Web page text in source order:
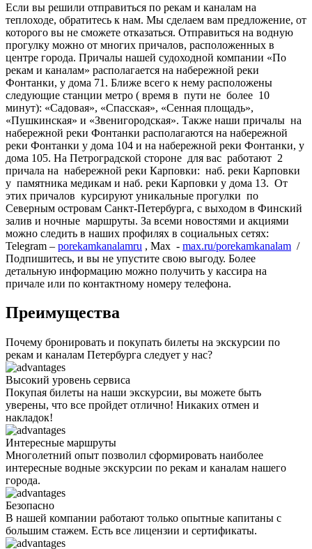
Если вы решили отправиться по рекам и каналам на
теплоходе, обратитесь к нам. Мы сделаем вам предложение, от
которого вы не сможете отказаться. Отправиться на водную
прогулку можно от многих причалов, расположенных в
центре города. Причалы нашей судоходной компании «По
рекам и каналам» располагается на набережной реки
Фонтанки, у дома 71. Ближе всего к нему расположены
следующие станции метро ( время в пути не более 10
минут): «Садовая», «Спасская», «Сенная площадь»,
«Пушкинская» и «Звенигородская». Также наши причалы на
набережной реки Фонтанки располагаются на набережной
реки Фонтанки у дома 104 и на набережной реки Фонтанки, у
дома 105. На Петроградской стороне для вас работают 2
причала на набережной реки Карповки: наб. реки Карповки
у памятника медикам и наб. реки Карповки у дома 13. От
этих причалов курсируют уникальные прогулки по
Северным островам Санкт-Петербурга, с выходом в Финский
залив и ночные маршруты. За всеми новостями и акциями
можно следить в наших профилях в социальных сетях:
Telegram – porekamkanalamru , Мах - max.ru/porekamkanalam /
Подпишитесь, и вы не упустите свою выгоду. Более
детальную информацию можно получить у кассира на
причале или по контактному номеру телефона.
Преимущества
Почему бронировать и покупать билеты на экскурсии по
рекам и каналам Петербурга следует у нас?
Высокий уровень сервиса
Покупая билеты на наши экскурсии, вы можете быть
уверены, что все пройдет отлично! Никаких отмен и
накладок!
Интересные маршруты
Многолетний опыт позволил сформировать наиболее
интересные водные экскурсии по рекам и каналам нашего
города.
Безопасно
В нашей компании работают только опытные капитаны с
большим стажем. Есть все лицензии и сертификаты.